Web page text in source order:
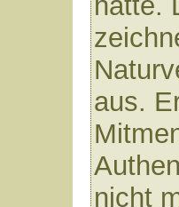
aus.
nicht